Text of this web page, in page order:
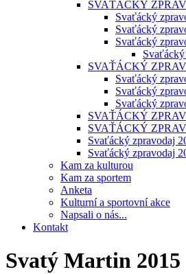
SVAŤÁCKÝ
Svaťácký
Svaťácký
Svaťácký
SVAŤÁCKÝ
Svaťácký
Svaťácký
Svaťácký
SVAŤÁCKÝ
SVAŤÁCKÝ
Svaťácký zpravodaj
Svaťácký zpravodaj
Kam za kulturou
Kam za sportem
Anketa
Kulturní a sportovní akce
Napsali o nás...
Kontakt
Svatý Martin 2015